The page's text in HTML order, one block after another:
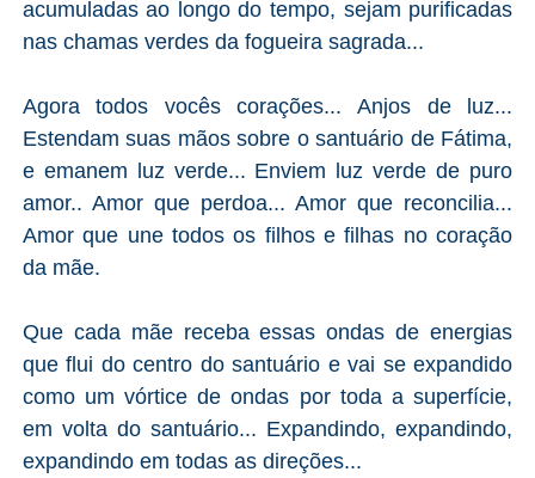
acumuladas ao longo do tempo, sejam purificadas
nas chamas verdes da fogueira sagrada...
Agora todos vocês corações... Anjos de luz...
Estendam suas mãos sobre o santuário de Fátima,
e emanem luz verde... Enviem luz verde de puro
amor.. Amor que perdoa... Amor que reconcilia...
Amor que une todos os filhos e filhas no coração
da mãe.
Que cada mãe receba essas ondas de energias
que flui do centro do santuário e vai se expandido
como um vórtice de ondas por toda a superfície,
em volta do santuário... Expandindo, expandindo,
expandindo em todas as direções...